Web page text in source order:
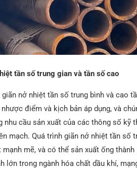
tần số trung gian và tần số cao
nở nhiệt tần số trung bình và cao
điểm và kịch bản áp dụng, và
nhu cầu sản xuất của các thông số kỹ
mạch. Quá trình giãn nở nhiệt tần
mẽ, và có thể sản xuất ống
lớn trong ngành hóa chất dầu khí,